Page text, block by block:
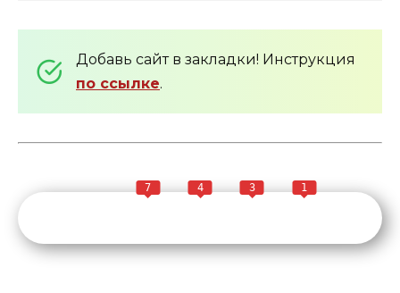
Добавь сайт в закладки! Инструкция
по ссылке.
7 4 3 1